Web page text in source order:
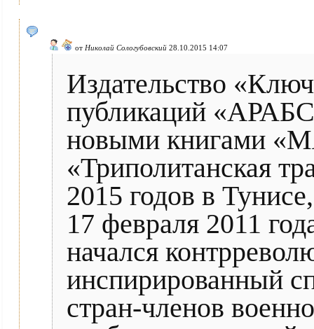
от Николай Сологубовский 28.10.2015 14:07
Издательство
публикаций
новыми книгами
«Триполитанская
2015 годов в
17 февраля 2011
начался
инспирированный
стран-членов